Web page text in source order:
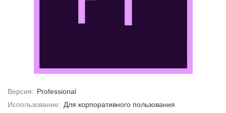
Версия: Professional
Использование: Для корпоративного пользования